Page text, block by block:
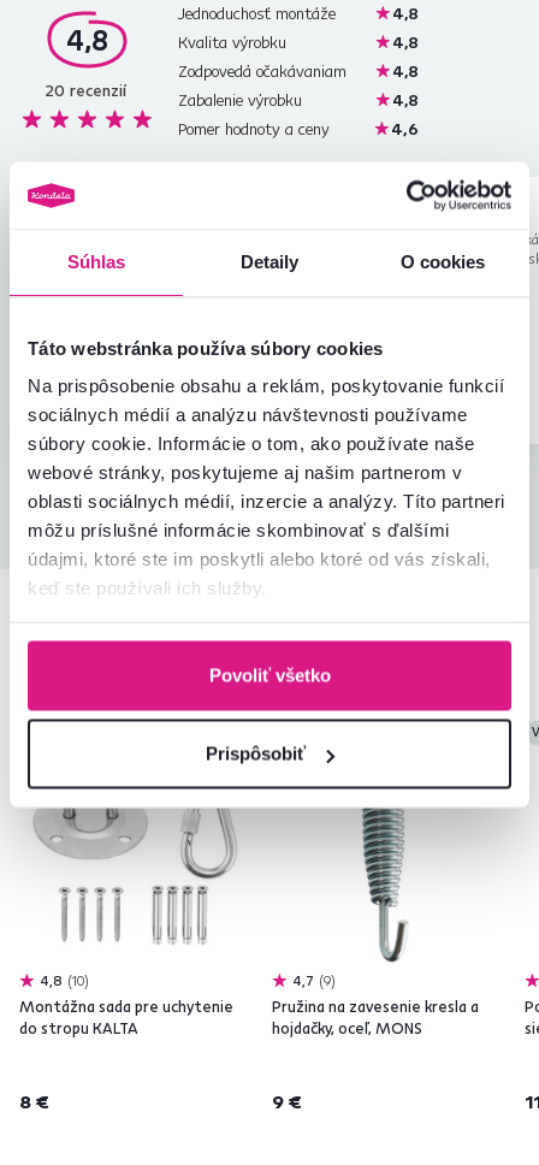
Súhlas Detaily O cookies
Táto webstránka používa súbory cookies
Na prispôsobenie obsahu a reklám, poskytovanie funkcií
sociálnych médií a analýzu návštevnosti používame
súbory cookie. Informácie o tom, ako používate naše
webové stránky, poskytujeme aj našim partnerom v
oblasti sociálnych médií, inzercie a analýzy. Títo partneri
môžu príslušné informácie skombinovať s ďalšími
údajmi, ktoré ste im poskytli alebo ktoré od vás získali,
keď ste používali ich služby.
Povoliť všetko
Prispôsobiť
4,8
20 recenzií
Jednoduchosť montáže
4,8
Kvalita výrobku
4,8
Zodpovedá očakávaniam
4,8
Zabalenie výrobku
4,8
Pomer hodnoty a ceny
4,6
Slovensko
Výrobok pouzivam kratko, zatial
Overený
nákup
Užitočné
Andrej C.
31.5.2023, Veľká
Dolina,
Overený
nákup
Všetky recenzie
Podobné produkty
4,8 10
Montážna sada pre uchytenie
do stropu KALTA
8 €
4,7 9
Pružina na zavesenie kresla a
hojdačky, oceľ, MONS
9 €